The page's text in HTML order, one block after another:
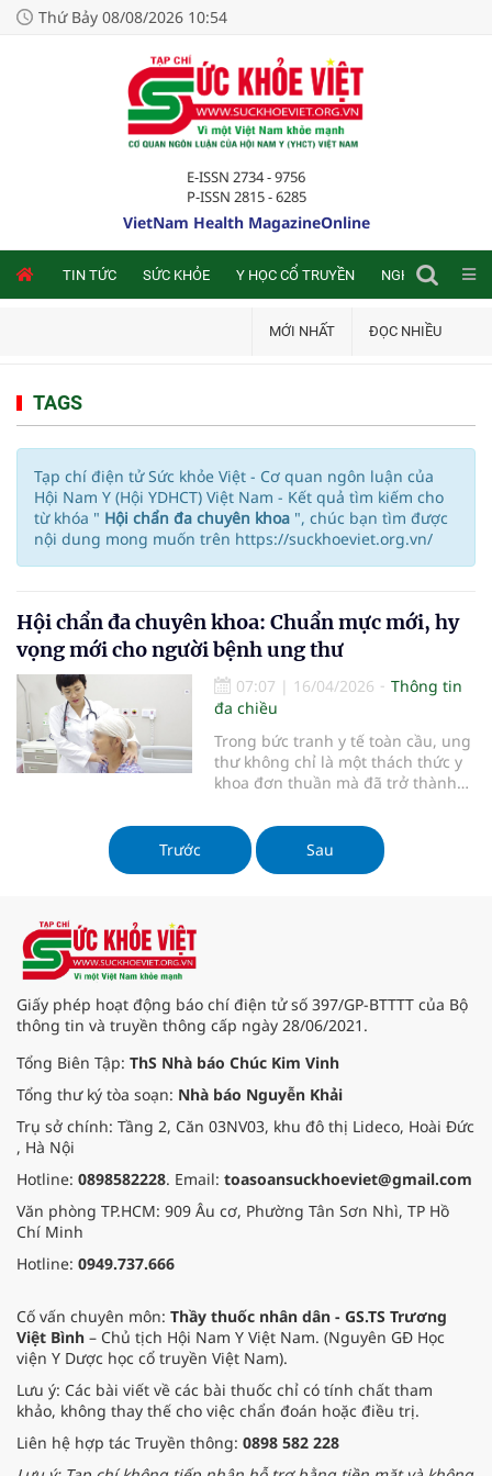
Thứ Bảy 08/08/2026 10:54
E-ISSN 2734 - 9756
P-ISSN 2815 - 6285
VietNam Health MagazineOnline
TIN TỨC SỨC KHỎE Y HỌC CỔ TRUYỀN NGHIÊN CỨU
MỚI NHẤT ĐỌC NHIỀU
TAGS
Tạp chí điện tử Sức khỏe Việt - Cơ quan ngôn luận của
Hội Nam Y (Hội YDHCT) Việt Nam - Kết quả tìm kiếm cho
từ khóa " Hội chẩn đa chuyên khoa ", chúc bạn tìm được
nội dung mong muốn trên https://suckhoeviet.org.vn/
Hội chẩn đa chuyên khoa: Chuẩn mực mới, hy
vọng mới cho người bệnh ung thư
07:07 | 16/04/2026
Thông tin
đa chiều
Trong bức tranh y tế toàn cầu, ung
thư không chỉ là một thách thức y
khoa đơn thuần mà đã trở thành
trực tiếp đến nguồn lực lao động
và sự phát triển bền vững của mỗi
quốc gia cũng như Việt Nam. Tuy
Trước Sau
Giấy phép hoạt động báo chí điện tử số 397/GP-BTTTT của Bộ
thông tin và truyền thông cấp ngày 28/06/2021.
Tổng Biên Tập: ThS Nhà báo Chúc Kim Vinh
Tổng thư ký tòa soạn: Nhà báo Nguyễn Khải
Trụ sở chính: Tầng 2, Căn 03NV03, khu đô thị Lideco, Hoài Đức
, Hà Nội
Hotline: 0898582228. Email: toasoansuckhoeviet@gmail.com
Văn phòng TP.HCM: 909 Âu cơ, Phường Tân Sơn Nhì, TP Hồ
Chí Minh
Hotline: 0949.737.666
Cố vấn chuyên môn: Thầy thuốc nhân dân - GS.TS Trương
Việt Bình – Chủ tịch Hội Nam Y Việt Nam. (Nguyên GĐ Học
viện Y Dược học cổ truyền Việt Nam).
Lưu ý: Các bài viết về các bài thuốc chỉ có tính chất tham
khảo, không thay thế cho việc chẩn đoán hoặc điều trị.
Liên hệ hợp tác Truyền thông: 0898 582 228